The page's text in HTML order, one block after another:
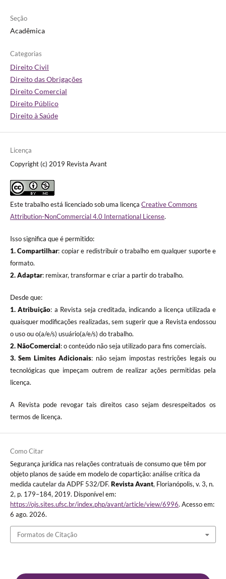
Seção
Acadêmica
Categorias
Direito Civil
Direito das Obrigações
Direito Comercial
Direito Público
Direito à Saúde
Licença
Copyright (c) 2019 Revista Avant
Este trabalho está licenciado sob uma licença Creative Commons
Attribution-NonCommercial 4.0 International License.
Isso significa que é permitido:
1. Compartilhar: copiar e redistribuir o trabalho em qualquer suporte e
formato.
2. Adaptar: remixar, transformar e criar a partir do trabalho.
Desde que:
1. Atribuição: a Revista seja creditada, indicando a licença utilizada e
quaisquer modificações realizadas, sem sugerir que a Revista endossou
o uso ou o(a/e/s) usuário(a/e/s) do trabalho.
2. NãoComercial: o conteúdo não seja utilizado para fins comerciais.
3.Sem Limites Adicionais: não sejam impostas restrições legais ou
tecnológicas que impeçam outrem de realizar ações permitidas pela
licença.
A Revista pode revogar tais direitos caso sejam desrespeitados os
termos de licença.
Como Citar
Segurança jurídica nas relações contratuais de consumo que têm por
objeto planos de saúde em modelo de copartição: análise crítica da
medida cautelar da ADPF 532/DF. Revista Avant, Florianópolis, v. 3, n.
2, p. 179–184, 2019. Disponível em:
https://ojs.sites.ufsc.br/index.php/avant/article/view/6996. Acesso em:
6 ago. 2026.
Formatos de Citação